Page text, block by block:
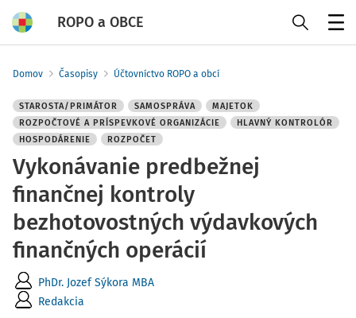
ROPO a OBCE
Domov Časopisy Účtovníctvo ROPO a obcí
STAROSTA/PRIMÁTOR SAMOSPRÁVA
MAJETOK
ROZPOČTOVÉ A PRÍSPEVKOVÉ ORGANIZÁCIE
HLAVNÝ KONTROLÓR
HOSPODÁRENIE
ROZPOČET
Vykonávanie predbežnej
finančnej kontroly
bezhotovostných výdavkových
finančných operácií
PhDr. Jozef Sýkora MBA
Redakcia